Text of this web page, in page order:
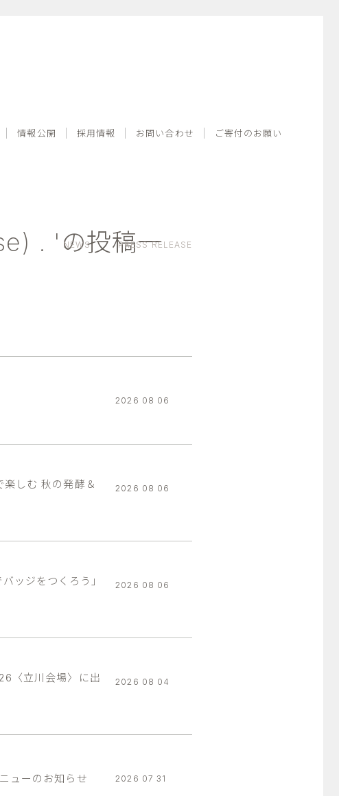
情報公開 採用情報 お問い合わせ ご寄付のお願い
. 'の投稿一
NEWS PRESS RELEASE
2026 08 06
しむ 秋の発酵＆
2026 08 06
ッジをつくろう」
2026 08 06
〈立川会場〉に出
2026 08 04
ューのお知らせ 2026 07 31